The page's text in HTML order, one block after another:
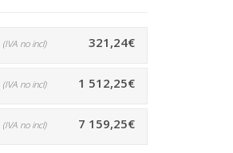
321,24€
(IVA no incl)
1 512,25€
(IVA no incl)
7 159,25€
(IVA no incl)